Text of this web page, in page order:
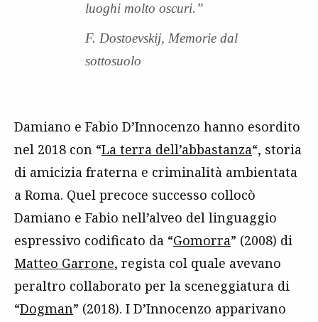
luoghi molto oscuri.”
F. Dostoevskij, Memorie dal
sottosuolo
Damiano e Fabio D’Innocenzo hanno esordito
nel 2018 con “La terra dell’abbastanza“, storia
di amicizia fraterna e criminalità ambientata
a Roma. Quel precoce successo collocò
Damiano e Fabio nell’alveo del linguaggio
espressivo codificato da “Gomorra” (2008) di
Matteo Garrone, regista col quale avevano
peraltro collaborato per la sceneggiatura di
“Dogman” (2018). I D’Innocenzo apparivano